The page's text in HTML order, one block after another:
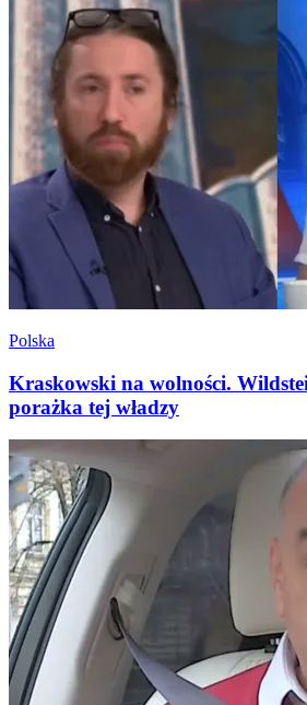
Polska
Kraskowski na wolności.
porażka tej władzy